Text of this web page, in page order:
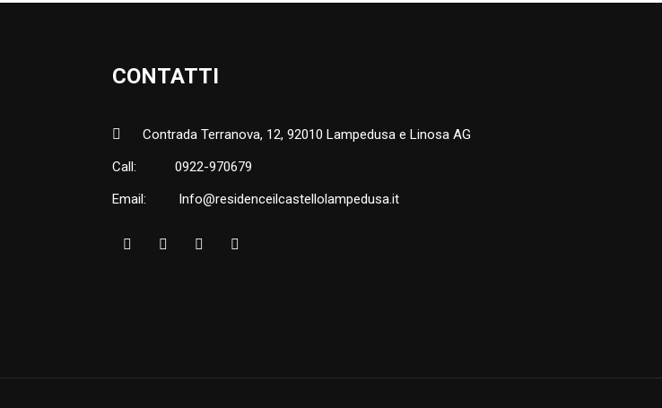
CONTATTI
Contrada Terranova, 12, 92010 Lampedusa e Linosa AG
Call:
0922-970679
Email:
Info@residenceilcastellolampedusa.it